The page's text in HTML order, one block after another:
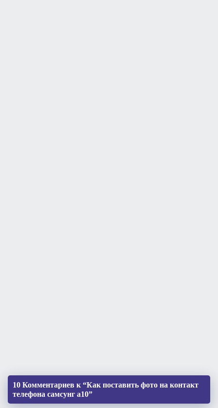
10 Комментариев к “Как поставить фото на контакт
телефона самсунг а10”